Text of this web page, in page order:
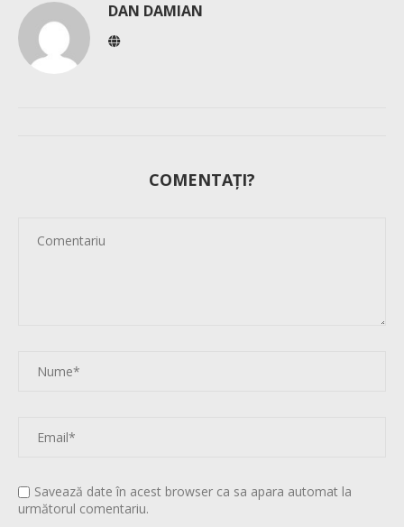
DAN DAMIAN
COMENTAȚI?
Savează date în acest browser ca sa apara automat la
următorul comentariu.